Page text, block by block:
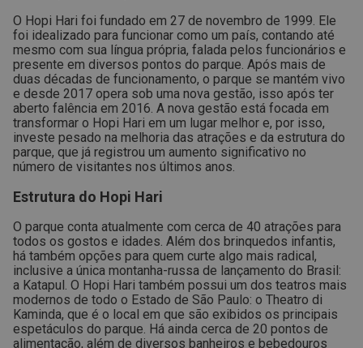
O Hopi Hari foi fundado em 27 de novembro de 1999. Ele
foi idealizado para funcionar como um país, contando até
mesmo com sua língua própria, falada pelos funcionários e
presente em diversos pontos do parque. Após mais de
duas décadas de funcionamento, o parque se mantém vivo
e desde 2017 opera sob uma nova gestão, isso após ter
aberto falência em 2016. A nova gestão está focada em
transformar o Hopi Hari em um lugar melhor e, por isso,
investe pesado na melhoria das atrações e da estrutura do
parque, que já registrou um aumento significativo no
número de visitantes nos últimos anos.
Estrutura do Hopi Hari
O parque conta atualmente com cerca de 40 atrações para
todos os gostos e idades. Além dos brinquedos infantis,
há também opções para quem curte algo mais radical,
inclusive a única montanha-russa de lançamento do Brasil:
a Katapul. O Hopi Hari também possui um dos teatros mais
modernos de todo o Estado de São Paulo: o Theatro di
Kaminda, que é o local em que são exibidos os principais
espetáculos do parque. Há ainda cerca de 20 pontos de
alimentação, além de diversos banheiros e bebedouros